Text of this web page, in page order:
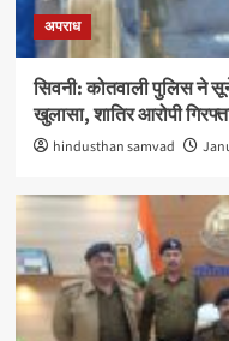
अपराध
सिवनी: कोतवाली पुलिस ने सूने
खुलासा, शातिर आरोपी
hindusthan samvad